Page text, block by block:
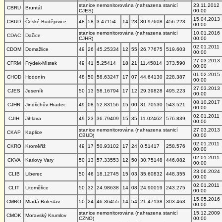
CBRU
Bruntál
stanice nemonitorována (nahrazena stanicí
CJES)
23.11.2012
00:00
CBUD
České Budějovice 48 58 3.47154 14 28 30.97608 456.223
15.04.2013
00:00
CDAC
Dačice
stanice nemonitorována (nahrazena stanicí
CJHR)
10.01.2016
00:00
CDOM
Domažlice 49 26 45.25334 12 55 26.77675 519.603
02.01.2011
00:00
CFRM
Frýdek-Místek 49 41 5.25414 18 21 11.45814 373.590
27.03.2013
00:00
CHOD
Hodonín 48 50 58.63247 17 07 44.64130 228.387
01.02.2015
00:00
CJES
Jeseník 50 13 58.16794 17 12 29.39828 495.223
27.03.2013
00:00
CJHR
Jindřichův Hradec 49 08 52.83156 15 00 31.70530 543.521
08.10.2017
00:00
CJIH
Jihlava 49 23 36.79409 15 35 11.02462 576.839
02.01.2011
00:00
CKAP
Kaplice
stanice nemonitorována (nahrazena stanicí
CBUD)
27.03.2013
00:00
CKRO
Kroměříž 49 17 50.93102 17 24 0.51417 258.576
02.01.2011
00:00
CKVA
Karlovy Vary 50 13 57.33553 12 50 30.75148 446.082
02.01.2011
00:00
CLIB
Liberec 50 46 18.12745 15 03 35.60832 448.355
23.06.2024
00:00
CLIT
Litoměřice 50 32 24.98638 14 08 24.90019 243.275
02.01.2011
00:00
CMBO
Mladá Boleslav 50 24 46.36455 14 54 21.47138 303.463
15.05.2016
00:00
CMOK
Moravský Krumlov
stanice nemonitorována (nahrazena stanicí
CZNO)
15.12.2009
00:00